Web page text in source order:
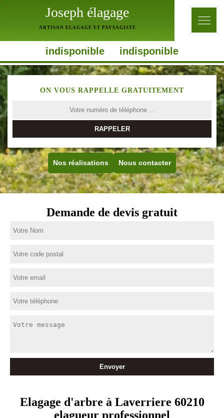
Joseph élagage
ARTISAN ELAGAGE ET PAYSAGISTE
indisponible indisponible
ON VOUS RAPPELLE GRATUITEMENT
Nos réalisations Nous contacter
Demande de devis gratuit
Elagage d'arbre à Laverriere 60210
elagueur professionnel